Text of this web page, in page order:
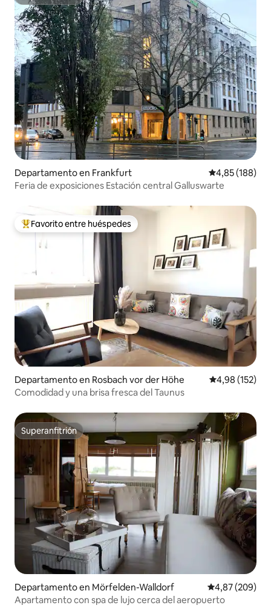
Departamento en Frankfurt Calificación
4,85 (188)
Feria de exposiciones Estación central Galluswarte
Favorito entre los huéspedes más destacados
Favorito entre huéspedes
Departamento en Rosbach vor der Höhe Calificación
4,98 (152)
Comodidad y una brisa fresca del Taunus
Superanfitrión
Superanfitrión
Departamento en Mörfelden-Walldorf Calificación
4,87 (209)
Apartamento con spa de lujo cerca del aeropuerto